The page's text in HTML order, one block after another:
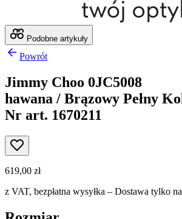
Podobne artykuły
Powrót
Jimmy Choo 0JC5008
hawana / Brązowy Pełny
Nr art. 1670211
619,00 zł
z VAT, bezpłatna wysyłka – Dostawa tylko